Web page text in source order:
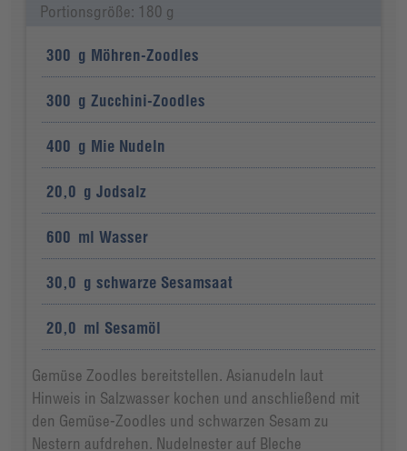
Portionsgröße: 180 g
300 g Möhren-Zoodles
300 g Zucchini-Zoodles
400 g Mie Nudeln
20,0 g Jodsalz
600 ml Wasser
30,0 g schwarze Sesamsaat
20,0 ml Sesamöl
Gemüse Zoodles bereitstellen. Asianudeln laut
Hinweis in Salzwasser kochen und anschließend mit
den Gemüse-Zoodles und schwarzen Sesam zu
Nestern aufdrehen. Nudelnester auf Bleche